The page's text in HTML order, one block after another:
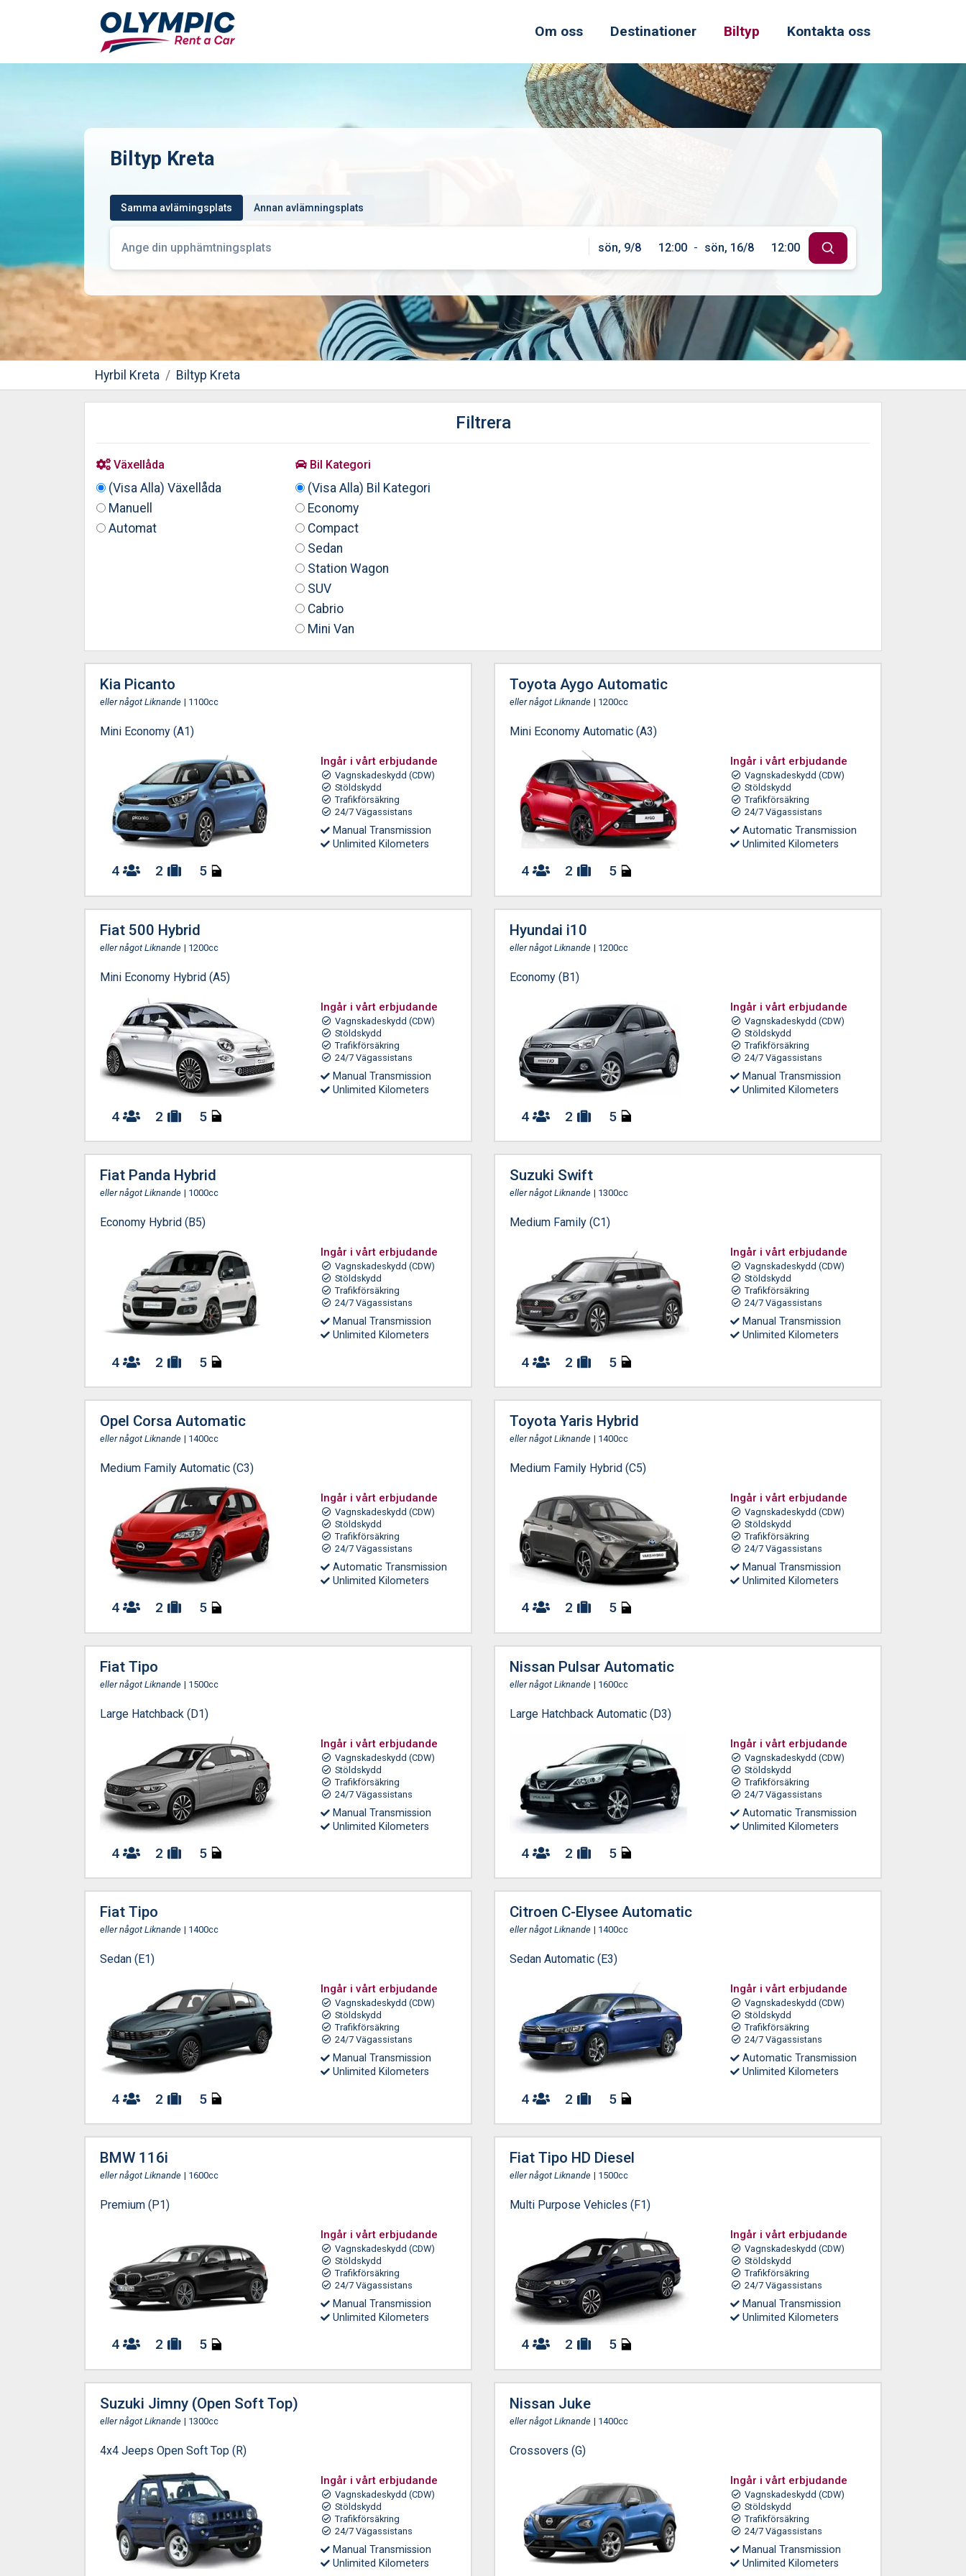
Om oss Destinationer Biltyp Kontakta oss
Biltyp Kreta
Samma avlämingsplats Annan avlämningsplats
sön, 9/8 12:00 - sön, 16/8 12:00
Hyrbil Kreta Biltyp Kreta
Filtrera
Växellåda
(Visa Alla) Växellåda
Manuell
Automat
Bil Kategori
(Visa Alla) Bil Kategori
Economy
Compact
Sedan
Station Wagon
SUV
Cabrio
Mini Van
Kia Picanto
eller något Liknande | 1100cc
Mini Economy (A1)
4 2 5
Ingår i vårt erbjudande
Vagnskadeskydd (CDW)
Stöldskydd
Trafikförsäkring
24/7 Vägassistans
Manual Transmission
Unlimited Kilometers
Toyota Aygo Automatic
eller något Liknande | 1200cc
Mini Economy Automatic (A3)
4 2 5
Ingår i vårt erbjudande
Vagnskadeskydd (CDW)
Stöldskydd
Trafikförsäkring
24/7 Vägassistans
Automatic Transmission
Unlimited Kilometers
Fiat 500 Hybrid
eller något Liknande | 1200cc
Mini Economy Hybrid (A5)
4 2 5
Ingår i vårt erbjudande
Vagnskadeskydd (CDW)
Stöldskydd
Trafikförsäkring
24/7 Vägassistans
Manual Transmission
Unlimited Kilometers
Hyundai i10
eller något Liknande | 1200cc
Economy (B1)
4 2 5
Ingår i vårt erbjudande
Vagnskadeskydd (CDW)
Stöldskydd
Trafikförsäkring
24/7 Vägassistans
Manual Transmission
Unlimited Kilometers
Fiat Panda Hybrid
eller något Liknande | 1000cc
Economy Hybrid (B5)
4 2 5
Ingår i vårt erbjudande
Vagnskadeskydd (CDW)
Stöldskydd
Trafikförsäkring
24/7 Vägassistans
Manual Transmission
Unlimited Kilometers
Suzuki Swift
eller något Liknande | 1300cc
Medium Family (C1)
4 2 5
Ingår i vårt erbjudande
Vagnskadeskydd (CDW)
Stöldskydd
Trafikförsäkring
24/7 Vägassistans
Manual Transmission
Unlimited Kilometers
Opel Corsa Automatic
eller något Liknande | 1400cc
Medium Family Automatic (C3)
4 2 5
Ingår i vårt erbjudande
Vagnskadeskydd (CDW)
Stöldskydd
Trafikförsäkring
24/7 Vägassistans
Automatic Transmission
Unlimited Kilometers
Toyota Yaris Hybrid
eller något Liknande | 1400cc
Medium Family Hybrid (C5)
4 2 5
Ingår i vårt erbjudande
Vagnskadeskydd (CDW)
Stöldskydd
Trafikförsäkring
24/7 Vägassistans
Manual Transmission
Unlimited Kilometers
Fiat Tipo
eller något Liknande | 1500cc
Large Hatchback (D1)
4 2 5
Ingår i vårt erbjudande
Vagnskadeskydd (CDW)
Stöldskydd
Trafikförsäkring
24/7 Vägassistans
Manual Transmission
Unlimited Kilometers
Nissan Pulsar Automatic
eller något Liknande | 1600cc
Large Hatchback Automatic (D3)
4 2 5
Ingår i vårt erbjudande
Vagnskadeskydd (CDW)
Stöldskydd
Trafikförsäkring
24/7 Vägassistans
Automatic Transmission
Unlimited Kilometers
Fiat Tipo
eller något Liknande | 1400cc
Sedan (E1)
4 2 5
Ingår i vårt erbjudande
Vagnskadeskydd (CDW)
Stöldskydd
Trafikförsäkring
24/7 Vägassistans
Manual Transmission
Unlimited Kilometers
Citroen C-Elysee Automatic
eller något Liknande | 1400cc
Sedan Automatic (E3)
4 2 5
Ingår i vårt erbjudande
Vagnskadeskydd (CDW)
Stöldskydd
Trafikförsäkring
24/7 Vägassistans
Automatic Transmission
Unlimited Kilometers
BMW 116i
eller något Liknande | 1600cc
Premium (P1)
4 2 5
Ingår i vårt erbjudande
Vagnskadeskydd (CDW)
Stöldskydd
Trafikförsäkring
24/7 Vägassistans
Manual Transmission
Unlimited Kilometers
Fiat Tipo HD Diesel
eller något Liknande | 1500cc
Multi Purpose Vehicles (F1)
4 2 5
Ingår i vårt erbjudande
Vagnskadeskydd (CDW)
Stöldskydd
Trafikförsäkring
24/7 Vägassistans
Manual Transmission
Unlimited Kilometers
Suzuki Jimny (Open Soft Top)
eller något Liknande | 1300cc
4x4 Jeeps Open Soft Top (R)
Ingår i vårt erbjudande
Vagnskadeskydd (CDW)
Stöldskydd
Trafikförsäkring
24/7 Vägassistans
Manual Transmission
Unlimited Kilometers
Nissan Juke
eller något Liknande | 1400cc
Crossovers (G)
Ingår i vårt erbjudande
Vagnskadeskydd (CDW)
Stöldskydd
Trafikförsäkring
24/7 Vägassistans
Manual Transmission
Unlimited Kilometers